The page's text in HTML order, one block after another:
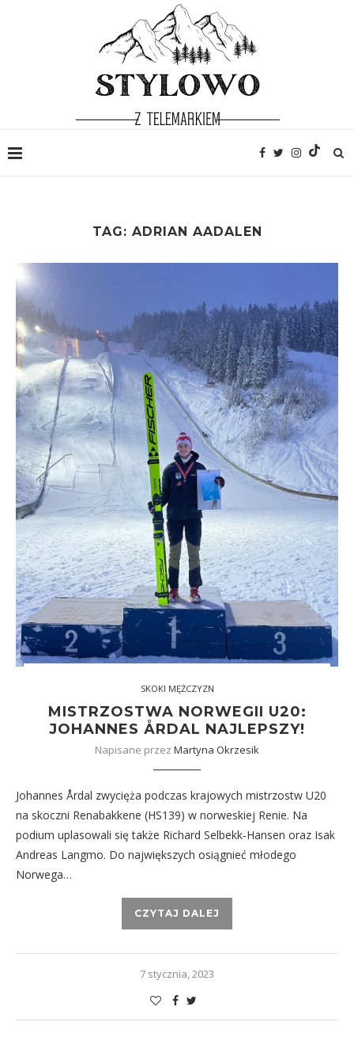
TAG: ADRIAN AADALEN
SKOKI MĘŻCZYZN
MISTRZOSTWA NORWEGII U20:
JOHANNES ÅRDAL NAJLEPSZY!
Napisane przez Martyna Okrzesik
Johannes Årdal zwycięża podczas krajowych mistrzostw U20
na skoczni Renabakkene (HS139) w norweskiej Renie. Na
podium uplasowali się także Richard Selbekk-Hansen oraz Isak
Andreas Langmo. Do największych osiągnieć młodego
Norwega…
CZYTAJ DALEJ
7 stycznia, 2023